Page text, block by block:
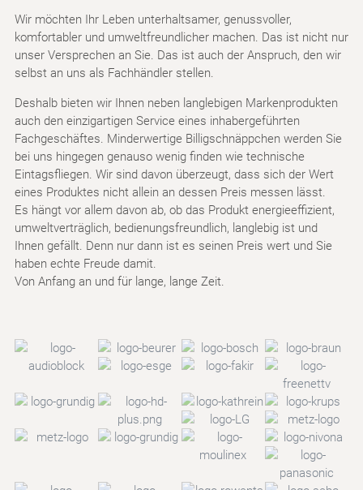
Wir möchten Ihr Leben unterhaltsamer, genussvoller,
komfortabler und umweltfreundlicher machen. Das ist nicht nur
unser Versprechen an Sie. Das ist auch der Anspruch, den wir
selbst an uns als Fachhändler stellen.
Deshalb bieten wir Ihnen neben langlebigen Markenprodukten
auch den einzigartigen Service eines inhabergeführten
Fachgeschäftes. Minderwertige Billigschnäppchen werden Sie
bei uns hingegen genauso wenig finden wie technische
Eintagsfliegen. Wir sind davon überzeugt, dass sich der Wert
eines Produktes nicht allein an dessen Preis messen lässt.
Es hängt vor allem davon ab, ob das Produkt energieeffizient,
umweltverträglich, bedienungsfreundlich, langlebig ist und
Ihnen gefällt. Denn nur dann ist es seinen Preis wert und Sie
haben echte Freude damit.
Von Anfang an und für lange, lange Zeit.